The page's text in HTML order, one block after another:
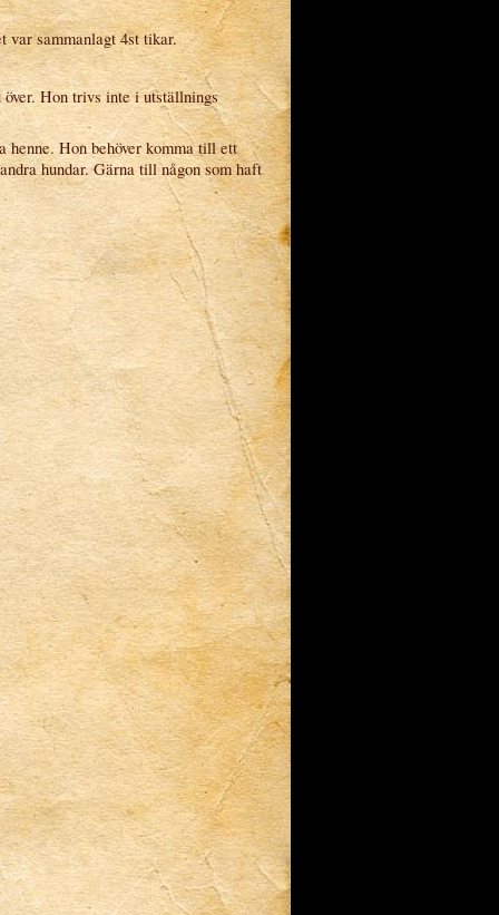
var sammanlagt 4st tikar.
Hon trivs inte i utställnings
henne. Hon behöver komma till ett
hundar. Gärna till någon som haft